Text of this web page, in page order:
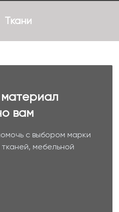
Ткани
вам
с выбором марки
мебельной